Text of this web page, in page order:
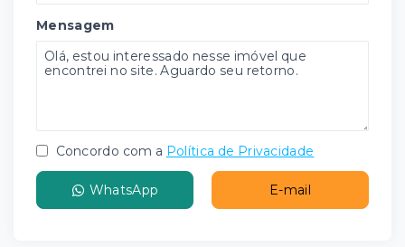
Mensagem
Concordo com a Política de Privacidade
WhatsApp E-mail